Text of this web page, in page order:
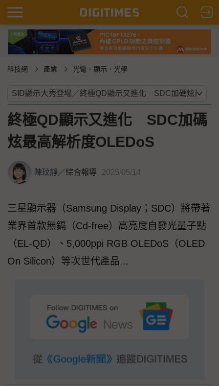
科技網 產業 光電．顯示．光學
終極QD顯示又進化 SDC加碼
炫最高解析度OLEDoS
陳玟靜／綜合報導 2025/05/14
三星顯示器（Samsung Display；SDC）將帶著
業界首款無鎘（Cd-free）高亮度自發光量子點
（EL-QD）、5,000ppi RGB OLEDoS（OLED
On Silicon）等次世代產品...